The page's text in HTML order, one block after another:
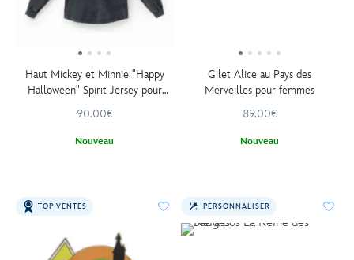
Haut Mickey et Minnie "Happy
Halloween" Spirit Jersey pour
90.00€
Nouveau
Gilet Alice au Pays des
Merveilles pour femmes
89.00€
Nouveau
TOP VENTES PERSONNALISER